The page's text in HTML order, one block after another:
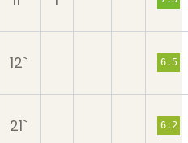
12` 6.5
21` 6.2